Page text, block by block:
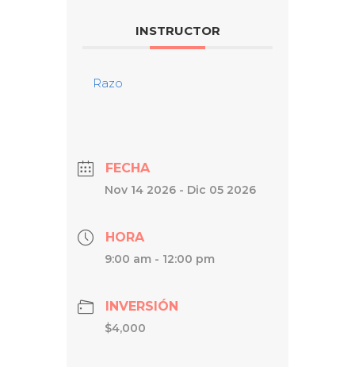
INSTRUCTOR
Razo
FECHA
Nov 14 2026 - Dic 05 2026
HORA
9:00 am - 12:00 pm
INVERSIÓN
$4,000